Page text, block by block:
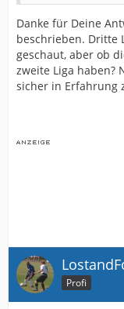
Danke für Deine
beschrieben. Dritte
geschaut, aber ob
zweite Liga haben?
sicher in Erfahrung
Profi